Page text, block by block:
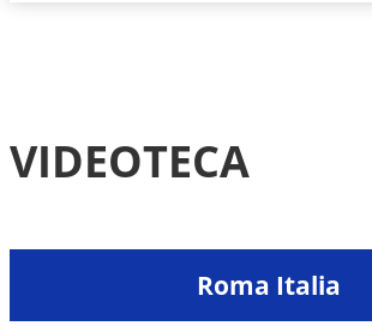
VIDEOTECA
Roma Italia